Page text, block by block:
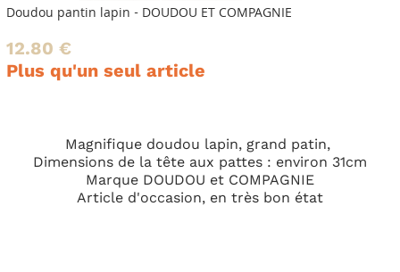
Doudou pantin lapin - DOUDOU ET COMPAGNIE
12.80 €
Plus qu'un seul article
Magnifique doudou lapin, grand patin,
Dimensions de la tête aux pattes : environ 31cm
Marque DOUDOU et COMPAGNIE
Article d'occasion, en très bon état